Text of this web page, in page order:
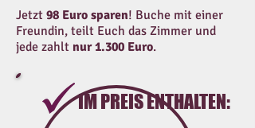
Jetzt 98 Euro sparen! Buche mit einer
Freundin, teilt Euch das Zimmer und
jede zahlt nur 1.300 Euro.
IM PREIS ENTHALTEN: